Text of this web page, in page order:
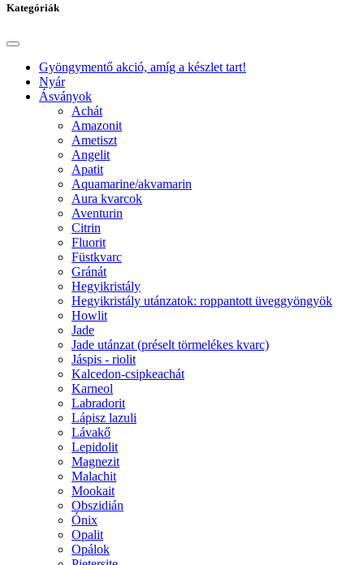
Kategóriák
Gyöngymentő akció, amíg a készlet tart!
Nyár
Ásványok
Achát
Amazonit
Ametiszt
Angelit
Apatit
Aquamarine/akvamarin
Aura kvarcok
Aventurin
Citrin
Fluorit
Füstkvarc
Gránát
Hegyikristály
Hegyikristály utánzatok: roppantott üveggyöngyök
Howlit
Jade
Jade utánzat (préselt törmelékes kvarc)
Jáspis - riolit
Kalcedon-csipkeachát
Karneol
Labradorit
Lápisz lazuli
Lávakő
Lepidolit
Magnezit
Malachit
Mookait
Obszidián
Ónix
Opalit
Opálok